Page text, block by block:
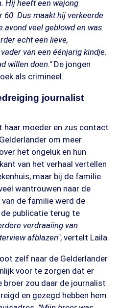
Hij heeft een wajong
60. Dus maakt hij verkeerde
avond veel geblowd en was
echt een lieve,
van een éénjarig kindje.
willen doen."De jongen
als crimineel.
journalist
haar moeder en zus contact
om meer
het ongeluk en hun
van het verhaal vertellen
maar bij de familie
wantrouwen naar de
van de familie werd de
publicatie terug te
verdraaiing van
afblazen", vertelt Laila.
zelf naar de Gelderlander
voor te zorgen dat er
broer zou daar de journalist
en gezegd hebben hem